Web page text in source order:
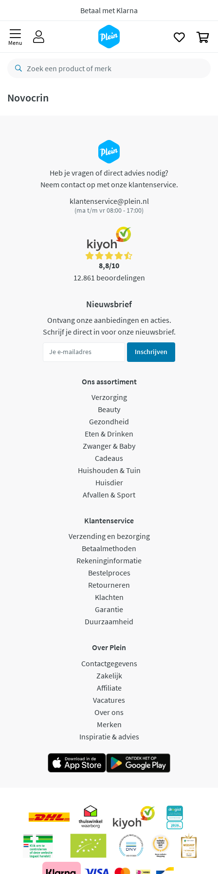
Betaal met Klarna
Menu
Novocrin
Heb je vragen of direct advies nodig?
Neem contact op met onze klantenservice.
klantenservice@plein.nl
(ma t/m vr 08:00 - 17:00)
8,8/10
12.861 beoordelingen
Nieuwsbrief
Ontvang onze aanbiedingen en acties.
Schrijf je direct in voor onze nieuwsbrief.
Inschrijven
Ons assortiment
Verzorging
Beauty
Gezondheid
Eten & Drinken
Zwanger & Baby
Cadeaus
Huishouden & Tuin
Huisdier
Afvallen & Sport
Klantenservice
Verzending en bezorging
Betaalmethoden
Rekeninginformatie
Bestelproces
Retourneren
Klachten
Garantie
Duurzaamheid
Over Plein
Contactgegevens
Zakelijk
Affiliate
Vacatures
Over ons
Merken
Inspiratie & advies